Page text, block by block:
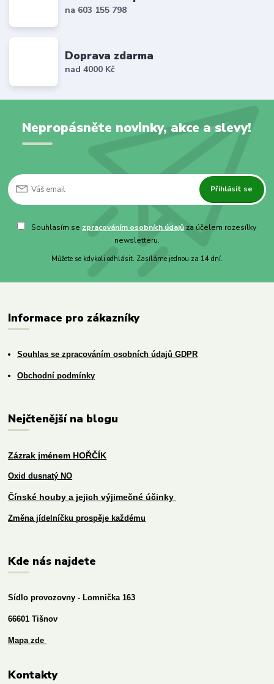
na 603 155 798
Doprava zdarma
nad 4000 Kč
Nepropásněte novinky, akce a slevy!
Přihlásit se
Souhlasím se zpracováním osobních údajů za účelem rozesílky
newsletteru.
Můžete se kdykoli odhlásit. Zasíláme jednou za 14 dní.
Informace pro zákazníky
Souhlas se zpracováním osobních údajů GDPR
Obchodní podmínky
Nejčtenější na blogu
Zázrak jménem HOŘČÍK
Oxid dusnatý NO
Čínské houby a jejich výjimečné účinky
Změna jídelníčku prospěje každému
Kde nás najdete
Sídlo provozovny - Lomnička 163
66601 Tišnov
Mapa zde
Kontakty